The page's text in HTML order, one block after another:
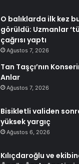
O balıklarda ilk kez
görüldü: Uzmanlar
çağrısı yaptı
Ağustos 7, 2026
Tan Taşçı’nın
Anlar
Ağustos 7, 2026
Bisikletli validen
yüksek yargıç
Ağustos 6, 2026
Kılıçdaroğlu ve